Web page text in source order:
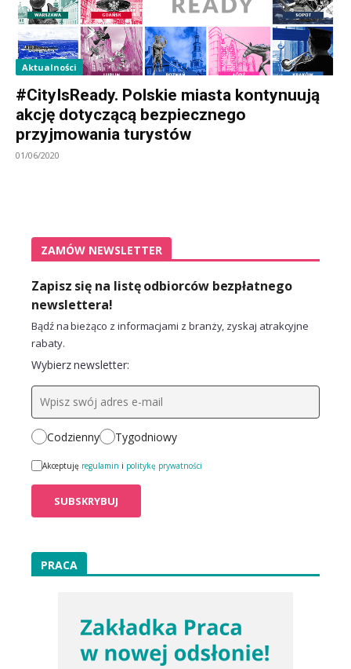
Aktualności
#CityIsReady. Polskie miasta kontynuują
akcję dotyczącą bezpiecznego
przyjmowania turystów
01/06/2020
ZAMÓW NEWSLETTER
Zapisz się na listę odbiorców bezpłatnego
newslettera!
Bądź na bieżąco z informacjami z branży, zyskaj atrakcyjne
rabaty.
Wybierz newsletter:
Codzienny Tygodniowy
Akceptuję regulamin i politykę prywatności
PRACA